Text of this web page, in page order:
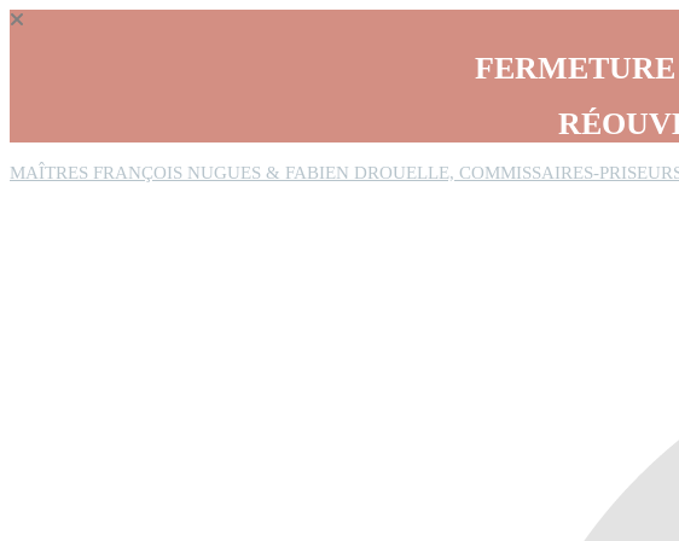
MAÎTRES FRANÇOIS NUGUES & FABIEN DROUELLE, COMMISSAIRES-
Panneau de gestion des cookies